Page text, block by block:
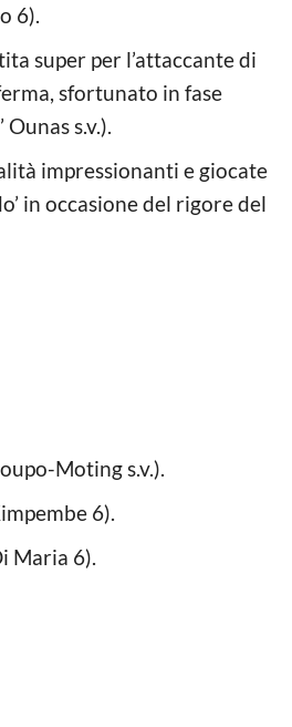
6).
super per l’attaccante di
sfortunato in fase
s.v.).
impressionanti e giocate
in occasione del rigore del
Moting s.v.).
6).
Maria 6).